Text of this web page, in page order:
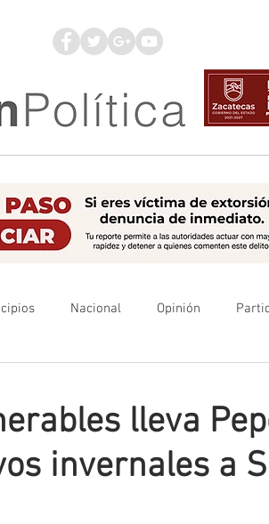
Nacional Opinión
lleva
invernales a